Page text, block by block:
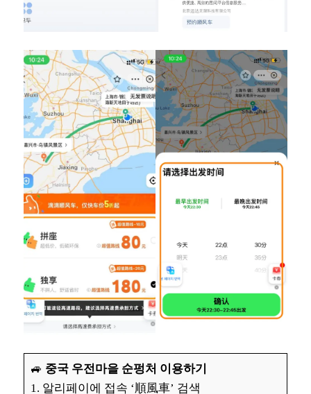
🚙 중국 우전마을 순펑처 이용하기
1. 알리페이에 접속 ‘順風車’ 검색